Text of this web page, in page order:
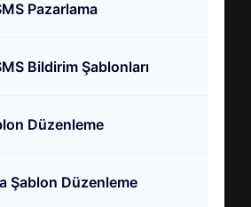
Pazarlama
Bildirim Şablonları
Düzenleme
Şablon Düzenleme